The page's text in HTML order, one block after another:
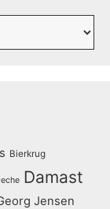
Bierkrug
Damast
Jensen